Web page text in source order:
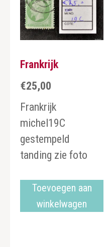
Frankrijk
€25,00
Frankrijk
michel19C
gestempeld
tanding zie foto
Toevoegen aan
winkelwagen